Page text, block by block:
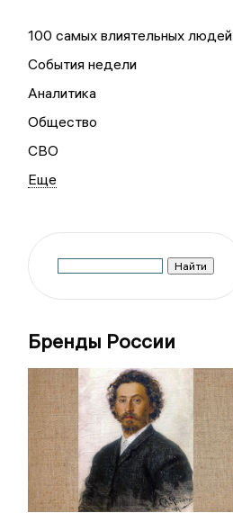
100 самых влиятельных людей
События недели
Аналитика
Общество
СВО
Бренды России